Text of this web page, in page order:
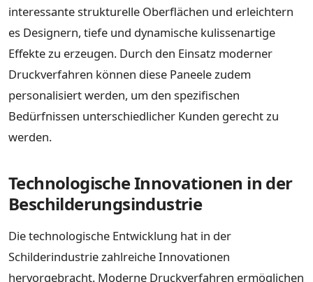
interessante strukturelle Oberflächen und erleichtern
es Designern, tiefe und dynamische kulissenartige
Effekte zu erzeugen. Durch den Einsatz moderner
Druckverfahren können diese Paneele zudem
personalisiert werden, um den spezifischen
Bedürfnissen unterschiedlicher Kunden gerecht zu
werden.
Technologische Innovationen in der
Beschilderungsindustrie
Die technologische Entwicklung hat in der
Schilderindustrie zahlreiche Innovationen
hervorgebracht. Moderne Druckverfahren ermöglichen